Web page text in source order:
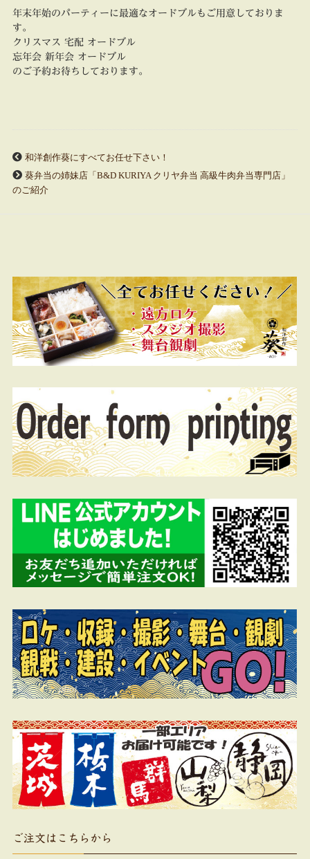
年末年始のパーティーに最適なオードブルもご用意しておりま
す。
クリスマス 宅配 オードブル
忘年会 新年会 オードブル
のご予約お待ちしております。
和洋創作葵にすべてお任せ下さい！
葵弁当の姉妹店「B&D KURIYA クリヤ弁当 高級牛肉弁当専門店」
のご紹介
ご注文はこちらから